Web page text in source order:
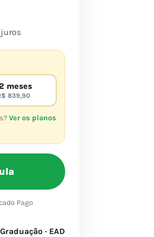
meses
839,90
Ver os planos
Pago
· EAD